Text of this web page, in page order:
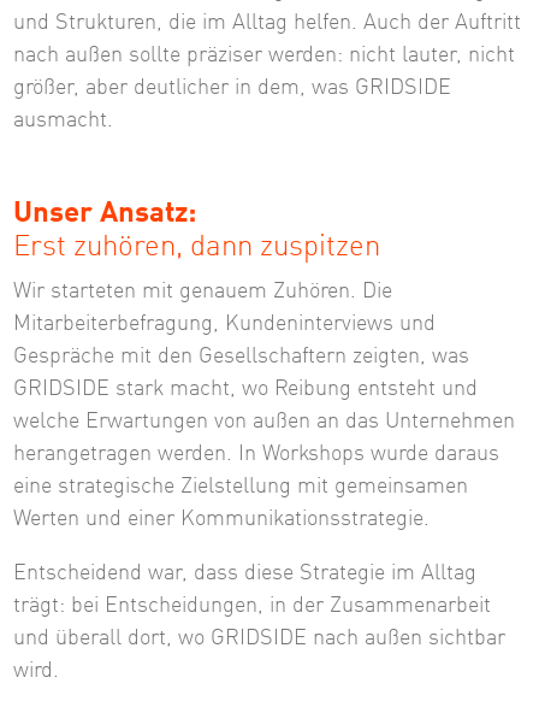
und Strukturen, die im Alltag helfen. Auch der Auftritt
nach außen sollte präziser werden: nicht lauter, nicht
größer, aber deutlicher in dem, was GRIDSIDE
ausmacht.
Unser Ansatz:
Erst zuhören, dann zuspitzen
Wir starteten mit genauem Zuhören. Die
Mitarbeiterbefragung, Kundeninterviews und
Gespräche mit den Gesellschaftern zeigten, was
GRIDSIDE stark macht, wo Reibung entsteht und
welche Erwartungen von außen an das Unternehmen
herangetragen werden. In Workshops wurde daraus
eine strategische Zielstellung mit gemeinsamen
Werten und einer Kommunikationsstrategie.
Entscheidend war, dass diese Strategie im Alltag
trägt: bei Entscheidungen, in der Zusammenarbeit
und überall dort, wo GRIDSIDE nach außen sichtbar
wird.